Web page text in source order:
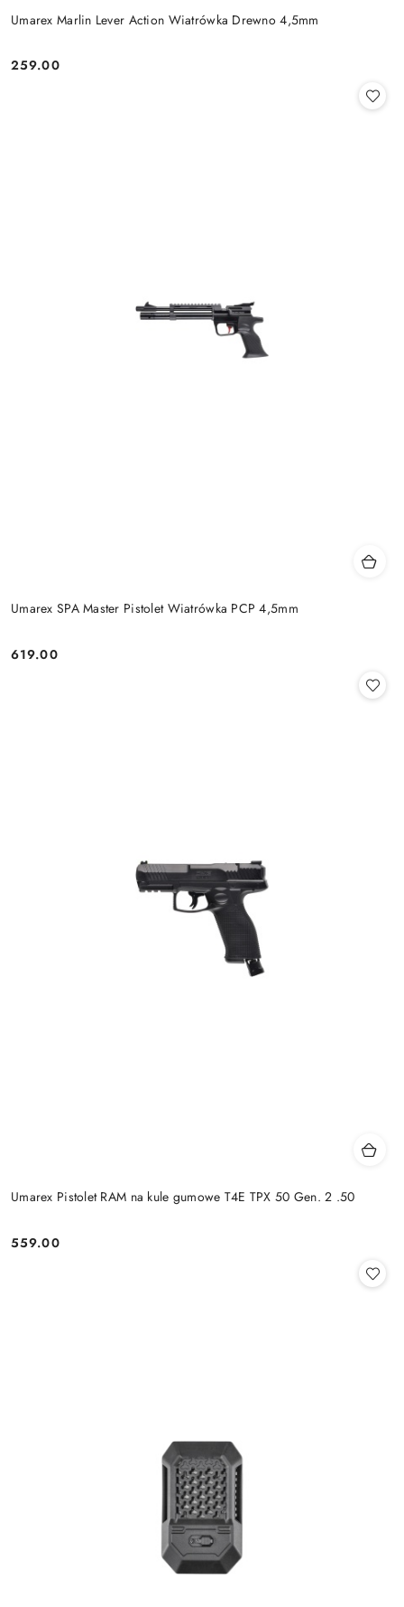
Umarex Marlin Lever Action Wiatrówka Drewno 4,5mm
Cena:
259.00
Umarex SPA Master Pistolet Wiatrówka PCP 4,5mm
Cena:
619.00
Umarex Pistolet RAM na kule gumowe T4E TPX 50 Gen. 2 .50
Cena:
559.00